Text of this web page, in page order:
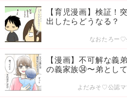
【育児漫画】検証！
出したらどうなる？
なおたろー♡
【漫画】不可解な義
の義家族㉞〜弟とし
よだみそ♡公認マ